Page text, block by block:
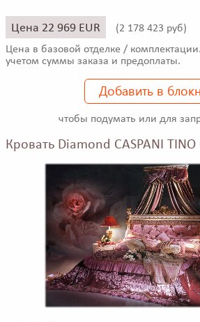
Цена 22 969 EUR (2 178 423 руб)
Цена в базовой отделке /
учетом суммы заказа и предоплаты.
Добавить в
чтобы подумать или для
Кровать Diamond CASPANI TINO